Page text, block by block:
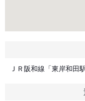
ＪＲ阪和線「東岸和田